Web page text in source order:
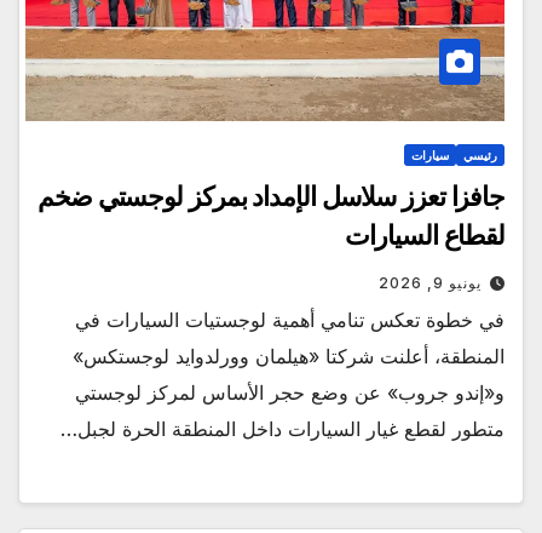
رئيسي سيارات
جافزا تعزز سلاسل الإمداد بمركز لوجستي ضخم
لقطاع السيارات
يونيو 9, 2026
في خطوة تعكس تنامي أهمية لوجستيات السيارات في
المنطقة، أعلنت شركتا «هيلمان وورلدوايد لوجستكس»
و«إندو جروب» عن وضع حجر الأساس لمركز لوجستي
متطور لقطع غيار السيارات داخل المنطقة الحرة لجبل…